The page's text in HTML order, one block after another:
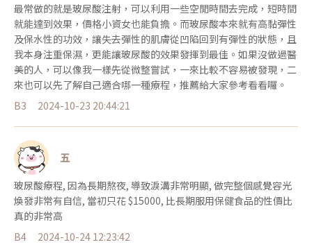
最常做的就是玻尿酸注射，可以利用一些空閒時間去完成，短時間
就能達到效果，價格小資女也能負擔。而玻尿酸本來就有高黏彈性
及保水性的功效，讓失去彈性的肌膚從凹陷回到有彈性的狀態，且
我本身注重保濕，更能讓玻尿酸的效果發揮到最佳。如果沒做過醫
美的人，可以像我一樣先從微整嘗試，一來比較不容易被發現，二
來也可以先了解自己適合哪一種療程，推薦給大家參考看看囉。
B3
2024-10-23 20:44:21
五
玻尿酸療程, 因為長期熬夜, 導致淚溝非常明顯, 做完整個感覺容光
煥發非常有自信, 當初只花 $15000, 比長期服用保健食品的性價比
真的非常高
B4
2024-10-24 12:23:42